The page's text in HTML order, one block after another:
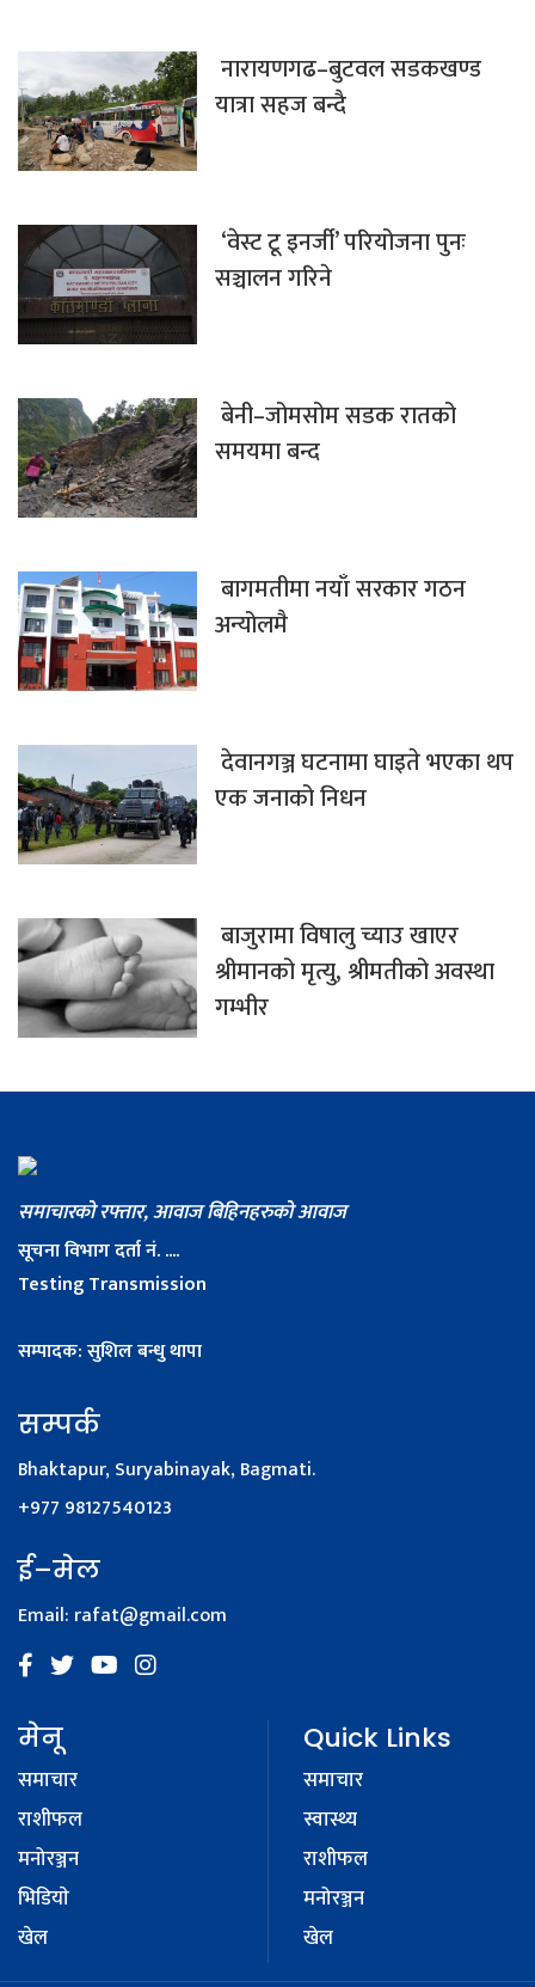
नारायणगढ–बुटवल सडकखण्ड
यात्रा सहज बन्दै
‘वेस्ट टू इनर्जी’ परियोजना पुनः
सञ्चालन गरिने
बेनी–जोमसोम सडक रातको
समयमा बन्द
बागमतीमा नयाँ सरकार गठन
अन्योलमै
देवानगञ्ज घटनामा घाइते भएका थप
एक जनाको निधन
बाजुरामा विषालु च्याउ खाएर
श्रीमानको मृत्यु, श्रीमतीको अवस्था
गम्भीर
समाचारको रफ्तार, आवाज बिहिनहरुको आवाज
सूचना विभाग दर्ता नं. ....
Testing Transmission
सम्पादक: सुशिल बन्धु थापा
सम्पर्क
Bhaktapur, Suryabinayak, Bagmati.
+977 98127540123
ई–मेल
Email: rafat@gmail.com
मेनू
समाचार
राशीफल
मनोरञ्जन
भिडियाे
खेल
Quick Links
समाचार
स्वास्थ्य
राशीफल
मनोरञ्जन
खेल